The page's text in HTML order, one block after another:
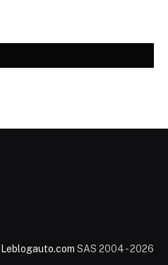
Leblogauto.com SAS 2004 - 2026